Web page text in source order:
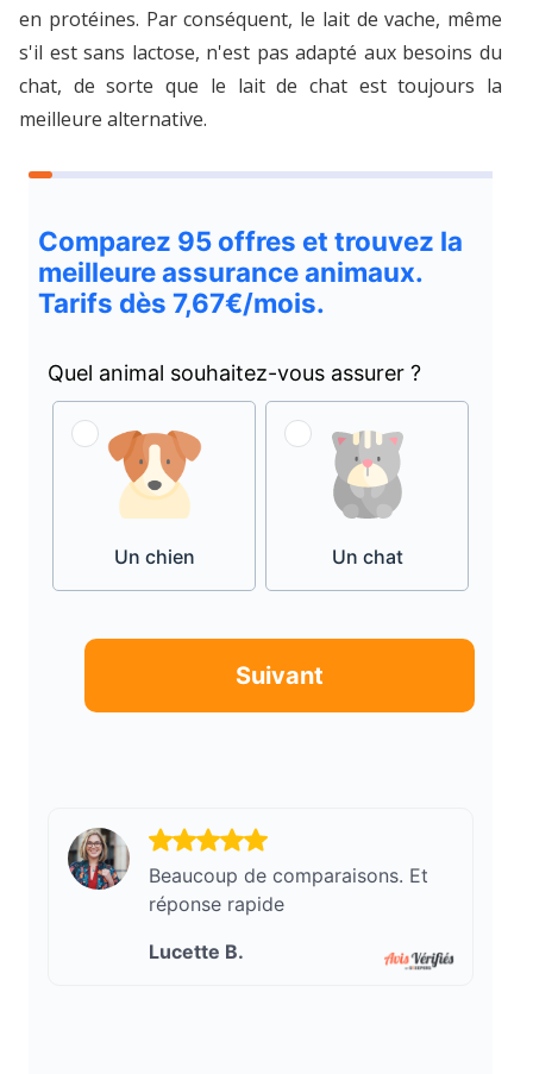
en protéines. Par conséquent, le lait de vache, même
s'il est sans lactose, n'est pas adapté aux besoins du
chat, de sorte que le lait de chat est toujours la
meilleure alternative.